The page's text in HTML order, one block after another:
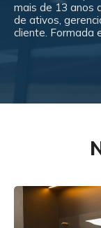
mais de 13 anos
de ativos,
cliente. Formada